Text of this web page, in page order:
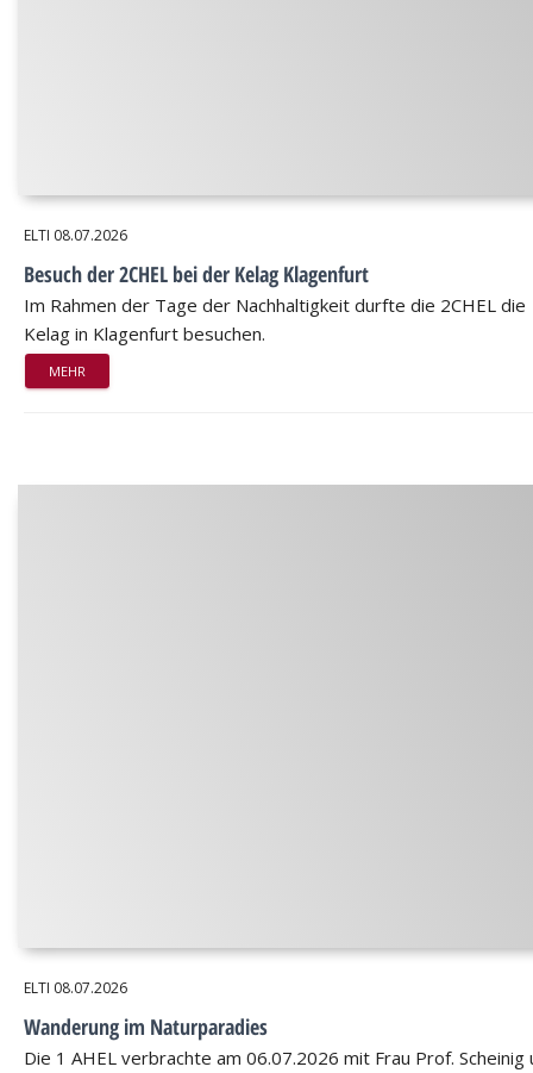
ELTI 08.07.2026
Besuch der 2CHEL bei der Kelag Klagenfurt
Im Rahmen der Tage der Nachhaltigkeit durfte die 2CHEL die
Kelag in Klagenfurt besuchen.
MEHR
ELTI 08.07.2026
Wanderung im Naturparadies
Die 1 AHEL verbrachte am 06.07.2026 mit Frau Prof. Scheinig